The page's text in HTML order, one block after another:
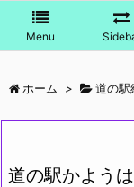
Menu
ホーム > 道の駅
道の駅かよう